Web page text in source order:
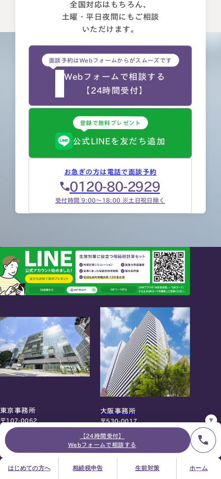
【24時間受付】
Webフォームで相談する
はじめての方へ 相続税申告 生前対策 ホーム
お急ぎの方は電話で面談予約
0120-80-2929
9:00～18:00 (土日祝日除く)
＼登録で無料プレゼント／
LINE友だち追加
24時間オンライン受付
面談の予約はこちら
全国対応はもちろん、
土曜・平日夜間にもご相談
いただけます。
面談予約はWebフォームからがスムーズです
Webフォームで相談する
【24時間受付】
登録で無料プレゼント
公式LINEを友だち追加
お急ぎの方は電話で面談予約
0120-80-2929
受付時間 9:00～18:00 ※土日祝日除く
東京事務所
〒107-0062
東京都港区南青山一丁目2番6号
ラティス青山スクエア2階
Access
大阪事務所
〒530-0017
大阪府大阪市北区角田町8番47
号
阪急グランドビル20階
Access